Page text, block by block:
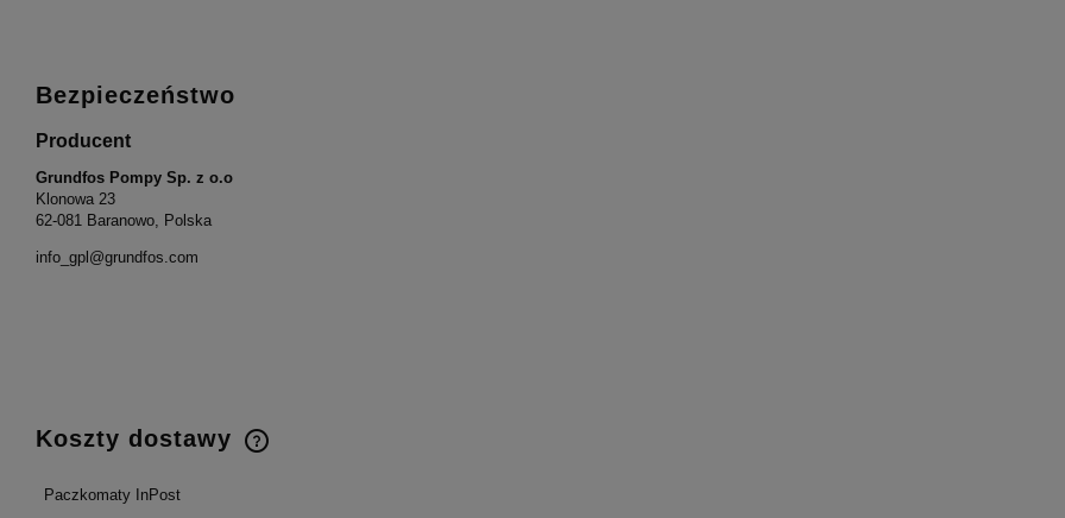
Bezpieczeństwo
Producent
Grundfos Pompy Sp. z o.o
Klonowa 23
62-081 Baranowo, Polska
info_gpl@grundfos.com
Koszty dostawy
Paczkomaty InPost